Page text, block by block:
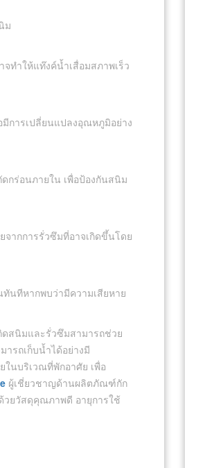
ม
ทำให้แท๊งค์น้ำเสื่อมสภาพเร็ว
มีการเปลี่ยนแปลงอุณหภูมิอย่าง
กร่อนภายใน เพื่อป้องกันสนิม
ากการรั่วซึมที่อาจเกิดขึ้นโดย
นทีหากพบว่ามีความเสียหาย
ดสนิมและรั่วซึมสามารถช่วย
รถเก็บน้ำได้อย่างมี
นบริเวณที่พักอาศัย เพื่อ
ผู้เชี่ยวชาญด้านผลิตภัณฑ์กัก
ยวัสดุคุณภาพดี อายุการใช้